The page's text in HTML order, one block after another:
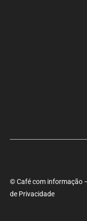
© Café com informação
de Privacidade